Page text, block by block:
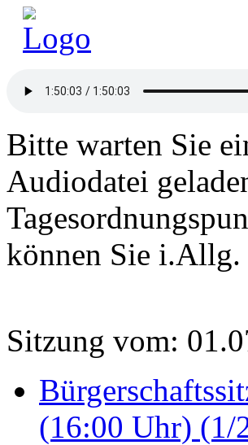
Bitte warten Sie
Audiodatei
können Sie i.Allg.
Sitzung vom:
(16:00 Uhr) (1/